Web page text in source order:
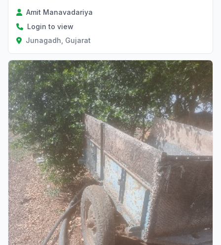
Amit Manavadariya
Login to view
Junagadh, Gujarat